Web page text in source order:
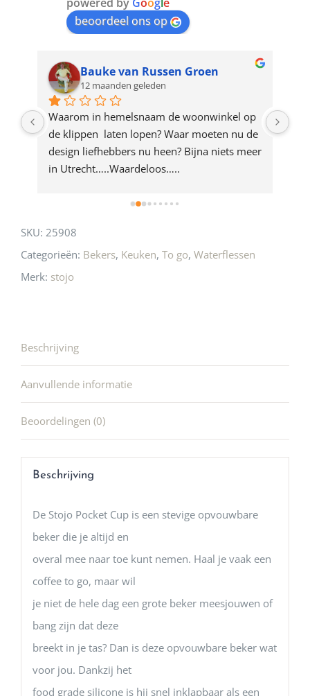
product
powered by Google
beoordeel ons op
Bauke van Russen Groen
12 maanden geleden
Waarom in hemelsnaam de woonwinkel op
de klippen  laten lopen? Waar moeten nu de
design liefhebbers nu heen? Bijna niets meer
in Utrecht…..Waardeloos…..
SKU: 25908
Categorieën: Bekers, Keuken, To go, Waterflessen
Merk: stojo
Beschrijving
Aanvullende informatie
Beoordelingen (0)
Beschrijving
De Stojo Pocket Cup is een stevige opvouwbare
beker die je altijd en
overal mee naar toe kunt nemen. Haal je vaak een
coffee to go, maar wil
je niet de hele dag een grote beker meesjouwen of
bang zijn dat deze
breekt in je tas? Dan is deze opvouwbare beker wat
voor jou. Dankzij het
food grade silicone is hij snel inklapbaar als een